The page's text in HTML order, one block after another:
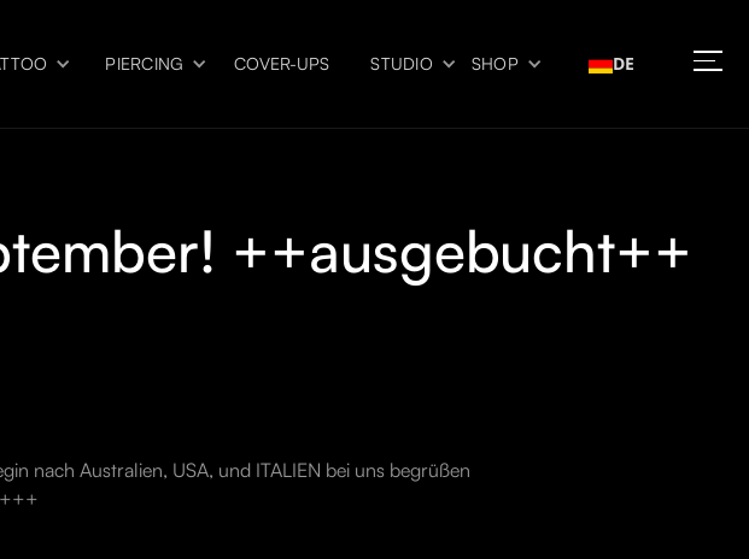
PIERCING COVER-UPS STUDIO SHOP DE
++ausgebucht++
nach Australien, USA, und ITALIEN bei uns begrüßen